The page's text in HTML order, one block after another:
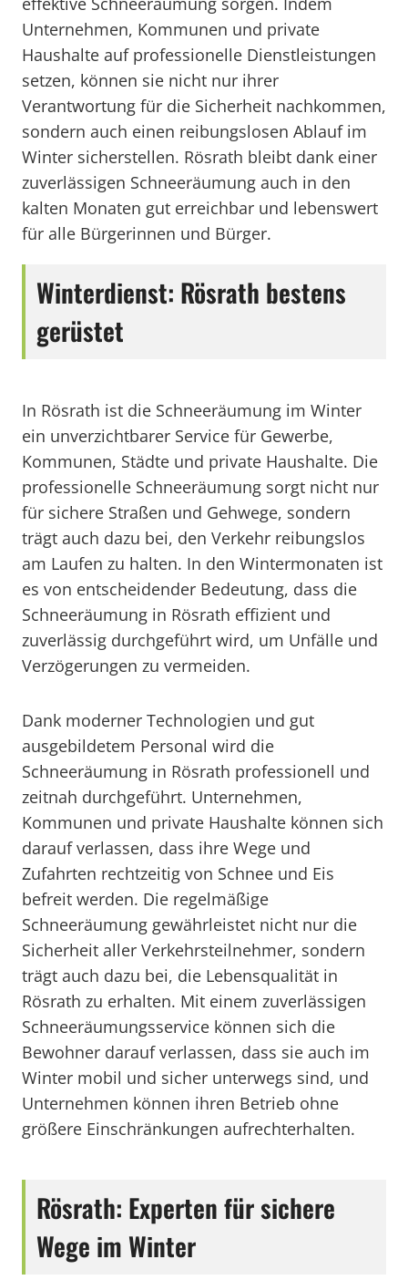
Unternehmen, Kommunen und private
Haushalte auf professionelle Dienstleistungen
setzen, können sie nicht nur ihrer
Verantwortung für die Sicherheit nachkommen,
sondern auch einen reibungslosen Ablauf im
Winter sicherstellen. Rösrath bleibt dank einer
zuverlässigen Schneeräumung auch in den
kalten Monaten gut erreichbar und lebenswert
für alle Bürgerinnen und Bürger.
Winterdienst: Rösrath bestens
gerüstet
In Rösrath ist die Schneeräumung im Winter
ein unverzichtbarer Service für Gewerbe,
Kommunen, Städte und private Haushalte. Die
professionelle Schneeräumung sorgt nicht nur
für sichere Straßen und Gehwege, sondern
trägt auch dazu bei, den Verkehr reibungslos
am Laufen zu halten. In den Wintermonaten ist
es von entscheidender Bedeutung, dass die
Schneeräumung in Rösrath effizient und
zuverlässig durchgeführt wird, um Unfälle und
Verzögerungen zu vermeiden.
Dank moderner Technologien und gut
ausgebildetem Personal wird die
Schneeräumung in Rösrath professionell und
zeitnah durchgeführt. Unternehmen,
Kommunen und private Haushalte können sich
darauf verlassen, dass ihre Wege und
Zufahrten rechtzeitig von Schnee und Eis
befreit werden. Die regelmäßige
Schneeräumung gewährleistet nicht nur die
Sicherheit aller Verkehrsteilnehmer, sondern
trägt auch dazu bei, die Lebensqualität in
Rösrath zu erhalten. Mit einem zuverlässigen
Schneeräumungsservice können sich die
Bewohner darauf verlassen, dass sie auch im
Winter mobil und sicher unterwegs sind, und
Unternehmen können ihren Betrieb ohne
größere Einschränkungen aufrechterhalten.
Rösrath: Experten für sichere
Wege im Winter